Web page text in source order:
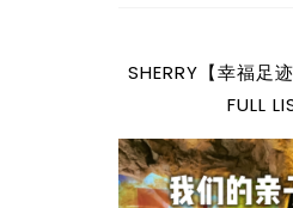
SHERRY【幸福足
FULL